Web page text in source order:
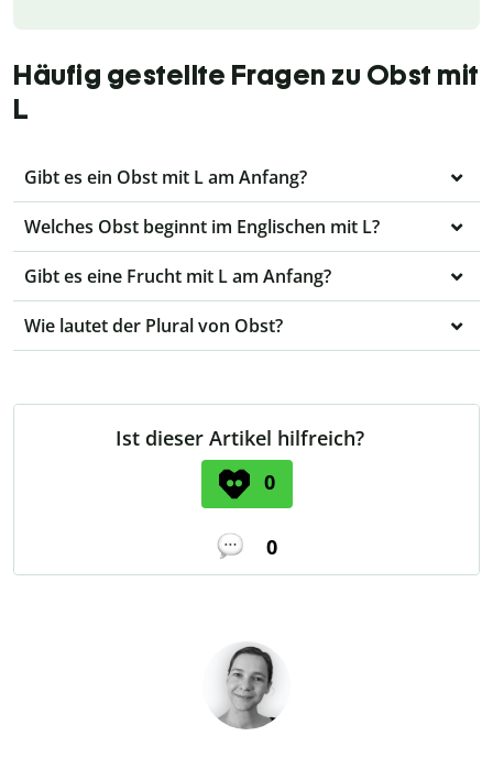
Häufig gestellte Fragen zu Obst mit
L
Gibt es ein Obst mit L am Anfang?
Welches Obst beginnt im Englischen mit L?
Gibt es eine Frucht mit L am Anfang?
Wie lautet der Plural von Obst?
Ist dieser Artikel hilfreich?
0
0